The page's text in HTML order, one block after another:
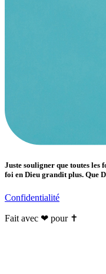
Juste souligner que toutes les
foi en Dieu grandit plus. Que
Confidentialité
Fait avec ❤ pour ✝️️